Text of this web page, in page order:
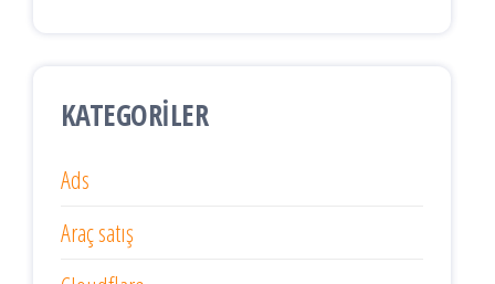
KATEGORILER
Ads
Araç satış